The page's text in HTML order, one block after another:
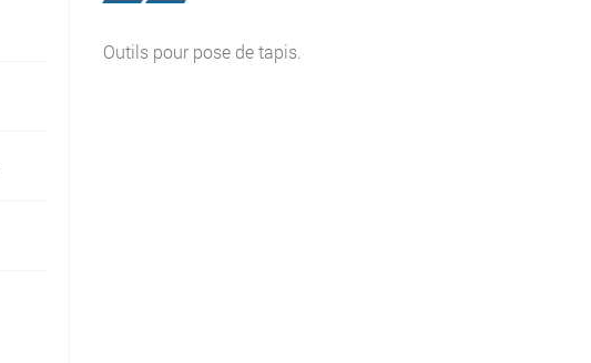
Outils pour pose de tapis.